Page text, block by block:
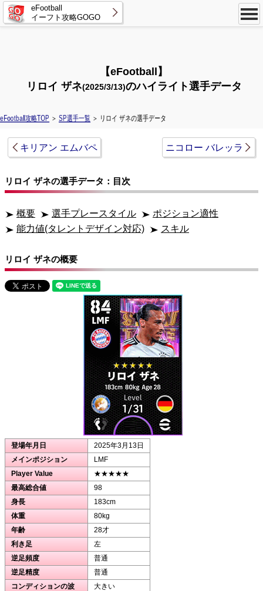
eFootball
イーフト攻略GOGO
【eFootball】
リロイ ザネ(2025/3/13)のハイライト選手データ
eFootball攻略TOP ＞ SP選手一覧 ＞ リロイ ザネの選手データ
キリアン エムバペ ニコロー バレッラ
リロイ ザネの選手データ：目次
概要 選手プレースタイル
ポジション適性
能力値(タレントデザイン対応)
スキル
リロイ ザネの概要
登場年月日
2025年3月13日
メインポジション
LMF
Player Value
★★★★★
最高総合値
98
身長
183cm
体重
80kg
年齢
28才
利き足
左
逆足頻度
普通
逆足精度
普通
コンディションの波
大きい